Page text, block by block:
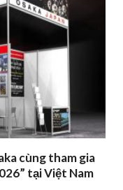
cùng tham gia
tại Việt Nam